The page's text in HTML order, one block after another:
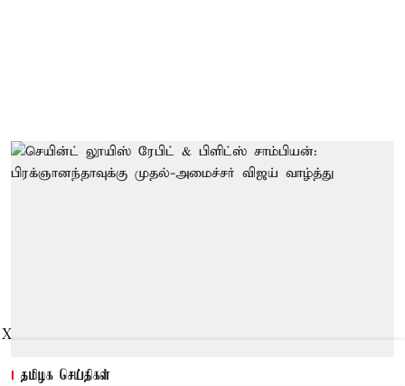
தமிழக செய்திகள்
X